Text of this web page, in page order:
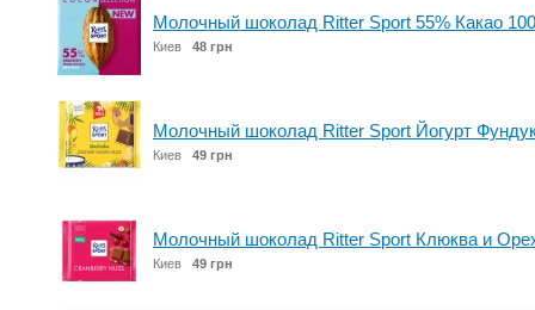
Молочный шоколад Ritter Sport 55% Какао
Киев 48 грн
Молочный шоколад Ritter Sport Йогурт
Киев 49 грн
Молочный шоколад Ritter Sport Клюква и
Киев 49 грн